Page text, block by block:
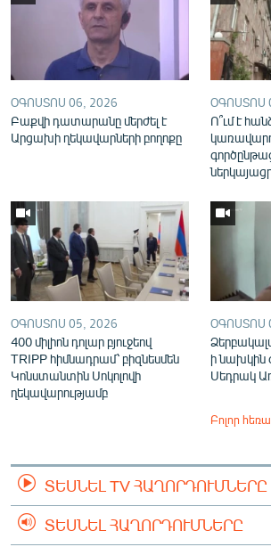
ՕԳՈՍՏՈՍ 06, 2026
Բաքվի դատարանը մերժել է
Արցախի ղեկավարների բողոքը
ՕԳՈՍՏՈՍ
Ո՞ւմ է
ՕԳՈՍՏՈՍ 05, 2026
400 միլիոն դոլար բյուջեով
TRIPP հիմնադրամ՝ բիզնեսմեն
Կոնստանտին Սոկոլովի
ղեկավարությամբ
ՕԳՈՍՏՈՍ
ի նախկին
Սեդրակ
Բոլոր
ՏԵՍՆԵԼ TV ՀԱՂՈՐԴՈՒՄՆԵՐԸ
ՏԵՍՆԵԼ ՀԱՂՈՐԴՈՒՄՆԵՐԸ